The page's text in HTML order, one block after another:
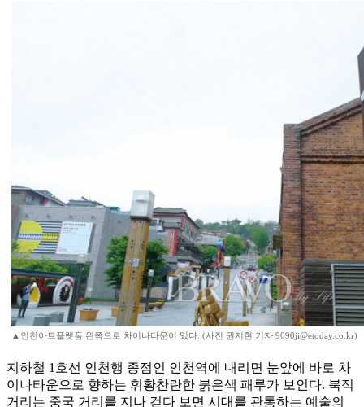
▲인천아트플랫폼 왼쪽으로 차이나타운이 있다. (사진 권지현 기자 9090ji@etoday.co.kr)
지하철 1호선 인천행 종점인 인천역에 내리면 눈앞에 바로 차
이나타운으로 향하는 휘황찬란한 붉은색 패루가 보인다. 북적
거리는 중국 거리를 지나 걷다 보면 시대를 관통하는 예술의